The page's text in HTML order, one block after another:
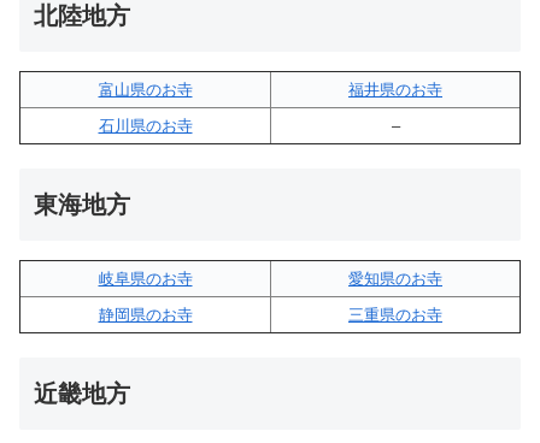
北陸地方
富山県のお寺
福井県のお寺
石川県のお寺
–
東海地方
岐阜県のお寺
愛知県のお寺
静岡県のお寺
三重県のお寺
近畿地方